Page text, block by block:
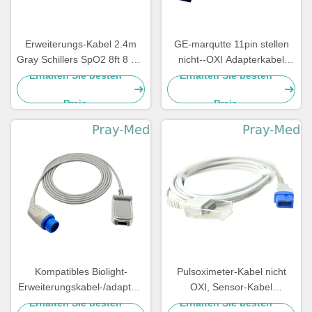
Erweiterungs-Kabel 2.4m
Gray Schillers SpO2 8ft 8 Pin
Connector
Erhalten Sie besten
Preis
GE-marqutte 11pin stellen
nicht--OXI Adapterkabel
Moduls
spo2/Erweiterungskabel von
der Fabrik zur Verfügung
Erhalten Sie besten
Preis
Kompatibles Biolight-
Erweiterungskabel-/adapter-
Kabel
Erhalten Sie besten
Pulsoximeter-Kabel nicht
OXI, Sensor-Kabel
Spacelabs Ultraview Spo2
Erhalten Sie besten